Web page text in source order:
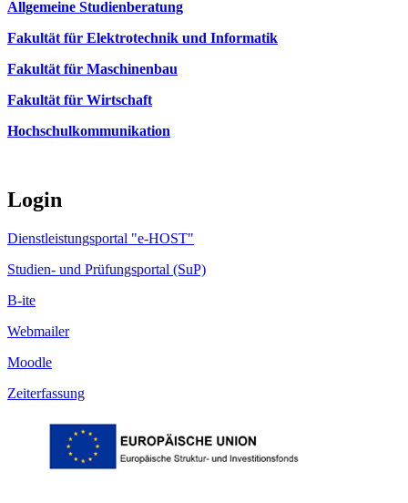
Allgemeine Studienberatung
Fakultät für Elektrotechnik und Informatik
Fakultät für Maschinenbau
Fakultät für Wirtschaft
Hochschulkommunikation
Login
Dienstleistungsportal "e-HOST"
Studien- und Prüfungsportal (SuP)
B-ite
Webmailer
Moodle
Zeiterfassung